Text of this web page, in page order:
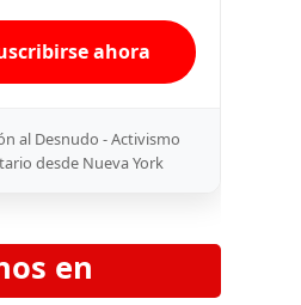
ahora
al Desnudo - Activismo
desde Nueva York
en